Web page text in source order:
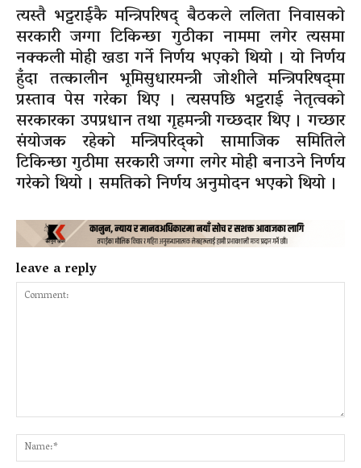
त्यस्तै भट्टराईकै मन्त्रिपरिषद् बैठकले ललिता निवासको
सरकारी जग्गा टिकिन्छा गुठीका नाममा लगेर त्यसमा
नक्कली मोही खडा गर्ने निर्णय भएको थियो । यो निर्णय
हुँदा तत्कालीन भूमिसुधारमन्त्री जोशीले मन्त्रिपरिषद्‌मा
प्रस्ताव पेस गरेका थिए । त्यसपछि भट्टराई नेतृत्वको
सरकारका उपप्रधान तथा गृहमन्त्री गच्छदार थिए । गच्छार
संयोजक रहेको मन्त्रिपरिद्‌को सामाजिक समितिले
टिकिन्छा गुठीमा सरकारी जग्गा लगेर मोही बनाउने निर्णय
गरेको थियो । समतिको निर्णय अनुमोदन भएको थियो ।
leave a reply